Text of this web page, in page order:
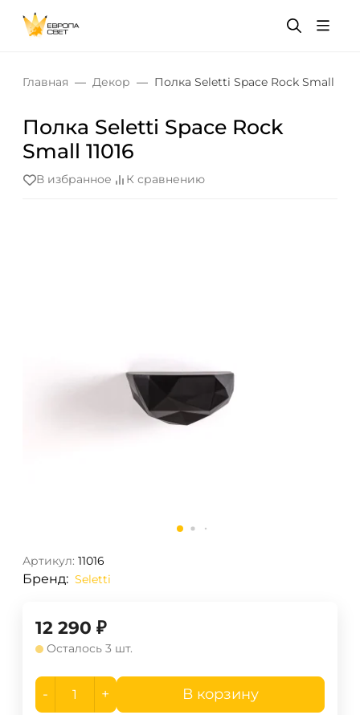
Главная Декор Полка Seletti Space Rock Small
Полка Seletti Space Rock
Small 11016
В избранное К сравнению
Артикул: 11016
Бренд: Seletti
12 290 ₽
Осталось 3 шт.
- + В корзину